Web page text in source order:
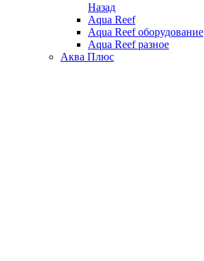
Назад
Aqua Reef
Aqua Reef оборудование
Aqua Reef разное
Аква Плюс